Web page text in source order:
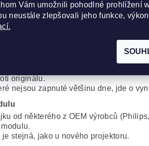
cenu. Kvalitní originální výbojka od
Ushio) s montážním modulem od
je minimální.
výrobce. Cenově velmi dobré
originálu.
nejsou zapnuté většinu dne, jde o
od některého z OEM výrobců
stejná, jako u nového projektoru.
Vám umožnili pohodlné prohlížení
neustále zlepšovali jeho funkce,